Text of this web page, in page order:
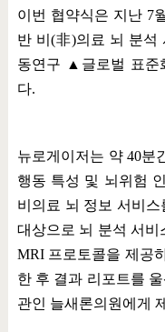
이번 협약식은 지난 7
반 비 (非)의료 뇌 분석
동연구
▲ 글로벌 표준
다.
뉴로게이저는 약40분
행동 특성 및 뇌위험
비의료 뇌 정보 서비스
대상으로 뇌 분석 서비
MRI 프로토콜을 제공
한 후 결과 리포트를
관인 늘새론의원에게